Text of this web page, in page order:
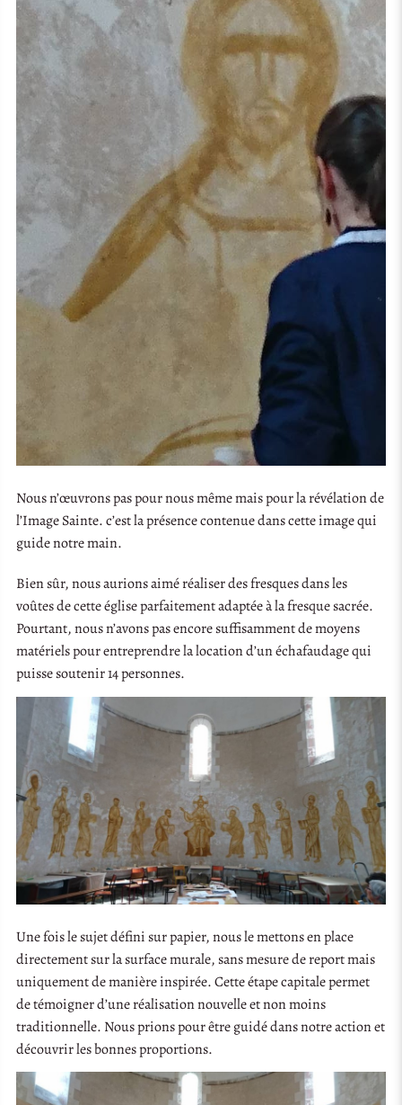
Nous n’œuvrons pas pour nous même mais pour la révélation de
l’Image Sainte. c’est la présence contenue dans cette image qui
guide notre main.
Bien sûr, nous aurions aimé réaliser des fresques dans les
voûtes de cette église parfaitement adaptée à la fresque sacrée.
Pourtant, nous n’avons pas encore suffisamment de moyens
matériels pour entreprendre la location d’un échafaudage qui
puisse soutenir 14 personnes.
Une fois le sujet défini sur papier, nous le mettons en place
directement sur la surface murale, sans mesure de report mais
uniquement de manière inspirée. Cette étape capitale permet
de témoigner d’une réalisation nouvelle et non moins
traditionnelle. Nous prions pour être guidé dans notre action et
découvrir les bonnes proportions.